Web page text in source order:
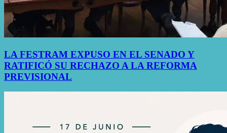
LA FESTRAM EXPUSO EN EL SENADO Y
RATIFICÓ SU RECHAZO A LA REFORMA
PREVISIONAL